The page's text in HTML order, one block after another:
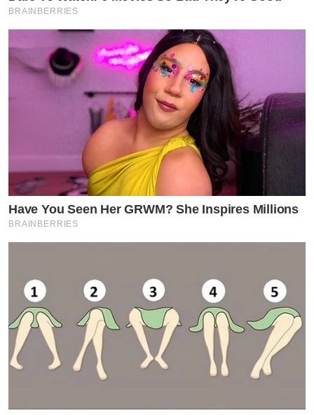
BRAINBERRIES
Have You Seen Her GRWM? She Inspires Millions
BRAINBERRIES